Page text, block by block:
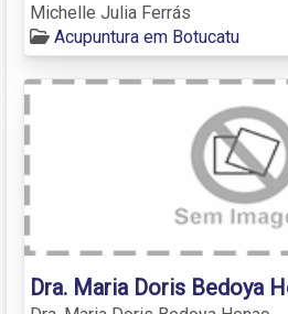
Michelle Julia Ferrás
Acupuntura em Botucatu
Dra. Maria Doris Bedoya